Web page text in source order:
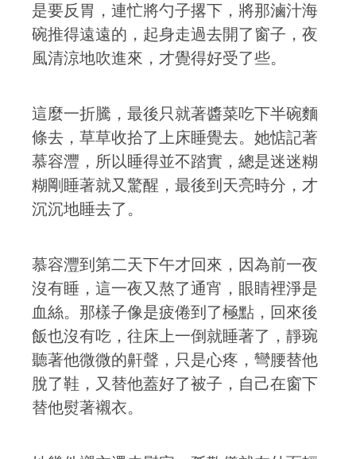
是要反胃，連忙將勺子撂下，將那滷汁海
碗推得遠遠的，起身走過去開了窗子，夜
風清涼地吹進來，才覺得好受了些。
這麼一折騰，最後只就著醬菜吃下半碗麵
條去，草草收拾了上床睡覺去。她惦記著
慕容灃，所以睡得並不踏實，總是迷迷糊
糊剛睡著就又驚醒，最後到天亮時分，才
沉沉地睡去了。
慕容灃到第二天下午才回來，因為前一夜
沒有睡，這一夜又熬了通宵，眼睛裡淨是
血絲。那樣子像是疲倦到了極點，回來後
飯也沒有吃，往床上一倒就睡著了，靜琬
聽著他微微的鼾聲，只是心疼，彎腰替他
脫了鞋，又替他蓋好了被子，自己在窗下
替他熨著襯衣。